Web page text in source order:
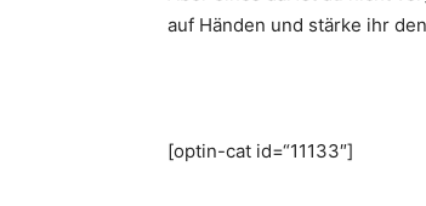
auf Händen und stärke ihr
[optin-cat id=“11133″]